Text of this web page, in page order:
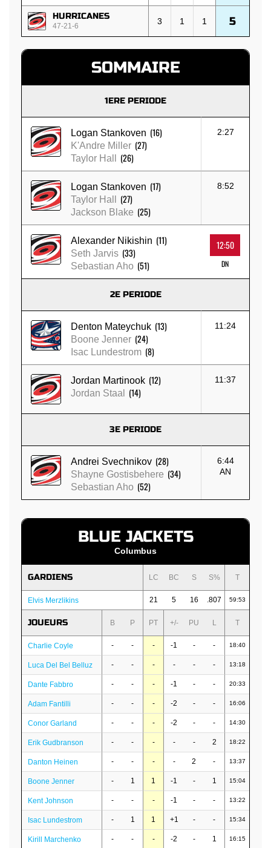
HURRICANES
47-21-6 3 1 1 5
SOMMAIRE
1ERE PERIODE
Logan Stankoven (16)
K'Andre Miller (27)
Taylor Hall (26)
2:27
Logan Stankoven (17)
Taylor Hall (27)
Jackson Blake (25)
8:52
Alexander Nikishin (11)
Seth Jarvis (33)
Sebastian Aho (51)
12:50
DN
2E PERIODE
Denton Mateychuk (13)
Boone Jenner (24)
Isac Lundestrom (8)
11:24
Jordan Martinook (12)
Jordan Staal (14)
11:37
3E PERIODE
Andrei Svechnikov (28)
Shayne Gostisbehere (34)
Sebastian Aho (52)
6:44
AN
BLUE JACKETS
Columbus
GARDIENS LC BC S S% T
Elvis Merzlikins 21 5 16 .807 59:53
JOUEURS B P PT +/- PU L T
Charlie Coyle - - - -1 - - 18:40
Luca Del Bel Belluz - - - - - - 13:18
Dante Fabbro - - - -1 - - 20:33
Adam Fantilli - - - -2 - - 16:06
Conor Garland - - - -2 - - 14:30
Erik Gudbranson - - - - - 2 18:22
Danton Heinen - - - - 2 - 13:37
Boone Jenner - 1 1 -1 - 1 15:04
Kent Johnson - - - -1 - - 13:22
Isac Lundestrom - 1 1 +1 - - 15:34
Kirill Marchenko - - - -2 - 1 16:15